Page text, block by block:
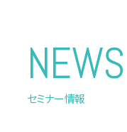
NEWS
セミナー情報